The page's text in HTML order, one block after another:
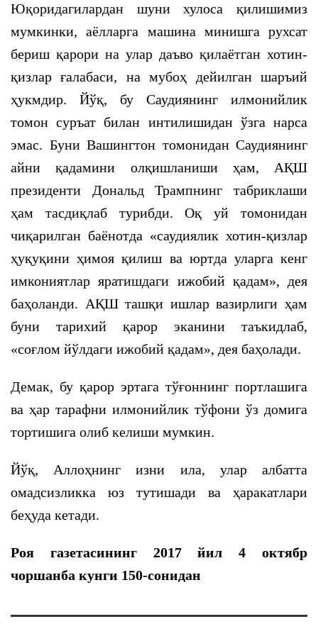
Юқоридагилардан шуни хулоса қилишимиз
мумкинки, аёлларга машина минишга рухсат
бериш қарори на улар даъво қилаётган хотин-
қизлар ғалабаси, на мубоҳ дейилган шаръий
ҳукмдир. Йўқ, бу Саудиянинг илмонийлик
томон суръат билан интилишидан ўзга нарса
эмас. Буни Вашингтон томонидан Саудиянинг
айни қадамини олқишланиши ҳам, АҚШ
президенти Дональд Трампнинг табриклаши
ҳам тасдиқлаб турибди. Оқ уй томонидан
чиқарилган баёнотда «саудиялик хотин-қизлар
ҳуқуқини ҳимоя қилиш ва юртда уларга кенг
имкониятлар яратишдаги ижобий қадам», дея
баҳоланди. АҚШ ташқи ишлар вазирлиги ҳам
буни тарихий қарор эканини таъкидлаб,
«соғлом йўлдаги ижобий қадам», дея баҳолади.
Демак, бу қарор эртага тўғоннинг портлашига
ва ҳар тарафни илмонийлик тўфони ўз домига
тортишига олиб келиши мумкин.
Йўқ, Аллоҳнинг изни ила, улар албатта
омадсизликка юз тутишади ва ҳаракатлари
беҳуда кетади.
Роя газетасининг 2017 йил 4 октябр
чоршанба кунги 150-сонидан